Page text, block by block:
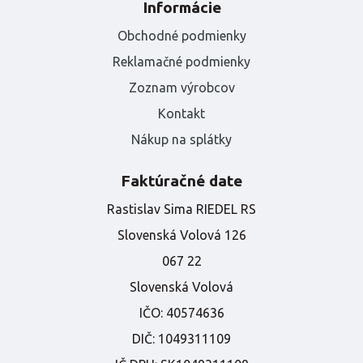
Informácie
Obchodné podmienky
Reklamačné podmienky
Zoznam výrobcov
Kontakt
Nákup na splátky
Faktúračné date
Rastislav Sima RIEDEL RS
Slovenská Volová 126
067 22
Slovenská Volová
IČO: 40574636
DIČ: 1049311109